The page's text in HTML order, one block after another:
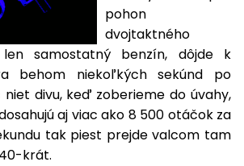
pohon
dvojtaktného
samostatný benzín, dôjde k
behom niekoľkých sekúnd po
divu, keď zoberieme do úvahy,
aj viac ako 8 500 otáčok za
tak piest prejde valcom tam
krát.